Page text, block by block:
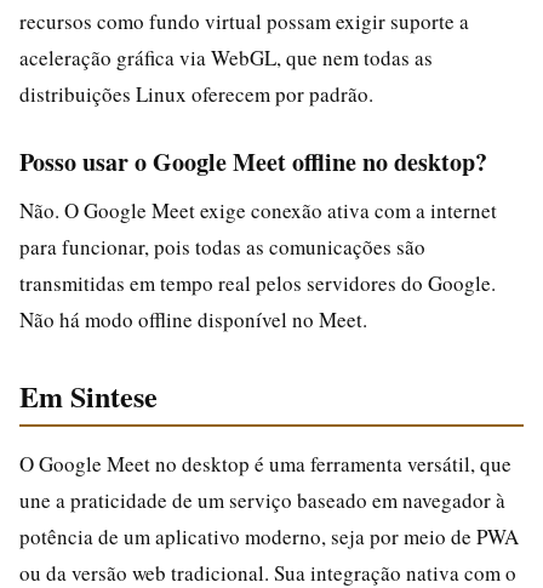
recursos como fundo virtual possam exigir suporte a
aceleração gráfica via WebGL, que nem todas as
distribuições Linux oferecem por padrão.
Posso usar o Google Meet offline no desktop?
Não. O Google Meet exige conexão ativa com a internet
para funcionar, pois todas as comunicações são
transmitidas em tempo real pelos servidores do Google.
Não há modo offline disponível no Meet.
Em Sintese
O Google Meet no desktop é uma ferramenta versátil, que
une a praticidade de um serviço baseado em navegador à
potência de um aplicativo moderno, seja por meio de PWA
ou da versão web tradicional. Sua integração nativa com o